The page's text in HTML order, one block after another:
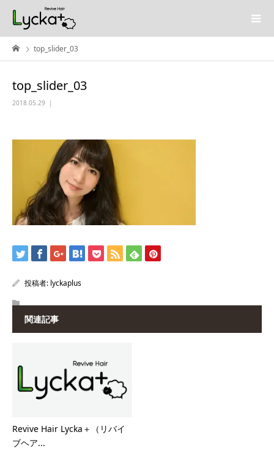
top_slider_03
top_slider_03
2018.05.29
投稿者: lyckaplus
関連記事
Revive Hair Lycka＋（リバイ
ブヘア...